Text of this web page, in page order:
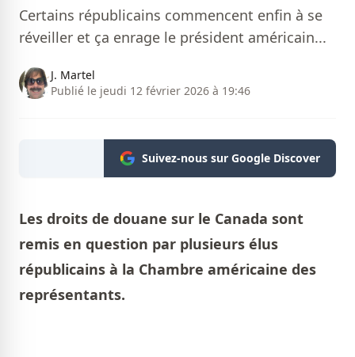
Certains républicains commencent enfin à se
réveiller et ça enrage le président américain...
J. Martel
Publié le jeudi 12 février 2026 à 19:46
Suivez-nous sur Google Discover
Les droits de douane sur le Canada sont
remis en question par plusieurs élus
républicains à la Chambre américaine des
représentants.